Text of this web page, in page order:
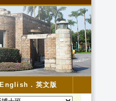
English．英文版